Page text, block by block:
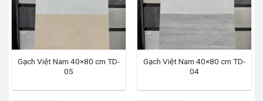
Gạch Việt Nam 40×80 cm TD-
05
Gạch Việt Nam 40×80 cm TD-
04